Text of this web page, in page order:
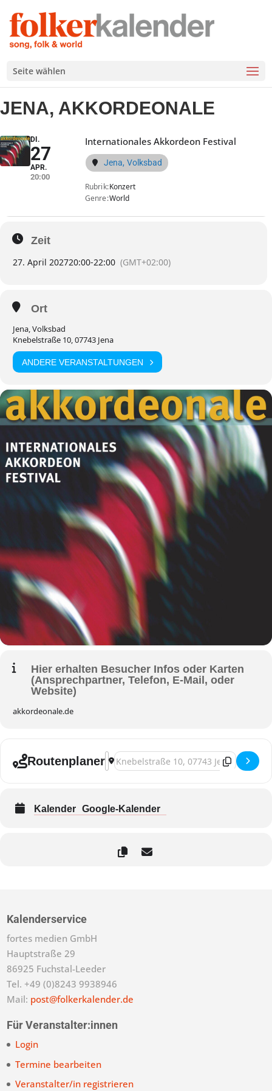
Seite wählen
JENA, AKKORDEONALE
DI.
27
APR.
20:00
Internationales Akkordeon Festival
Jena, Volksbad
Rubrik Konzert
Genre World
Zeit
27. April 202720:00-22:00 (GMT+02:00)
Ort
Jena, Volksbad
Knebelstraße 10, 07743 Jena
ANDERE VERANSTALTUNGEN
Hier erhalten Besucher Infos oder Karten
(Ansprechpartner, Telefon, E-Mail, oder
Website)
akkordeonale.de
RoutenplanerAddress - Jena, Akkordeonale [FZxfnsT7r]
Destination Address - Jena,
Kalender Google-Kalender
Kalenderservice
fortes medien GmbH
Hauptstraße 29
86925 Fuchstal-Leeder
Tel. +49 (0)8243 9938946
Mail: post@folkerkalender.de
Für Veranstalter:innen
Login
Termine bearbeiten
Veranstalter/in registrieren